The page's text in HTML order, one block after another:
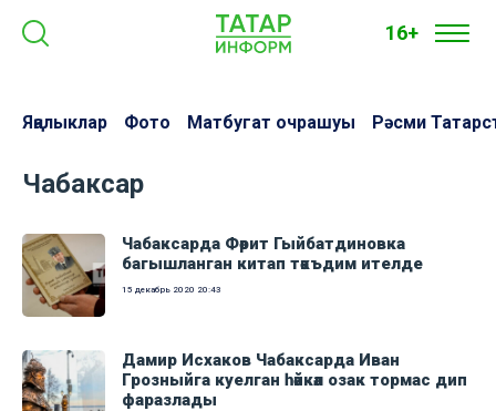
16+
Яңалыклар Фото Матбугат очрашуы Рәсми
Чабаксар
Чабаксарда Фәрит Гыйбатдиновка
багышланган китап тәкъдим ителде
15 декабрь 2020 20:43
Дамир Исхаков Чабаксарда Иван
Грозныйга куелган һәйкәл озак тормас дип
фаразлады